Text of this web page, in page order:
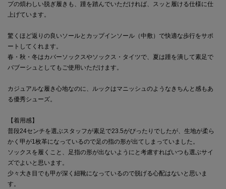
プの煩わしい脱ぎ履きも、踵を踏んでいただければ、スッと履ける仕様に仕
上げています。
驚くほど返りの良いソールとカップインソール（中敷）で快適な歩行をサポ
ートしてくれます。
春・秋・冬はカバーソックスやソックス・タイツで、夏は踵を潰して素足で
バブーシュとしてもご使用いただけます。
カジュアルな履き心地なのに、ルックはマニッシュのようなきちんと感もあ
る優秀シューズ。
【着用感】
普段24センチを選ぶスタッフが素足で23.5がぴったりでしたが、生地が柔ら
かく甲が1枚革になっているので足の指の形が出てしまっていました。
ソックスを履くこと、足指の形が出ないようにと考慮すればいつも選ぶサイ
ズでよいと思います。
少々大き目でも甲が深く紐靴になっているので脱げる心配はないと思いま
す。